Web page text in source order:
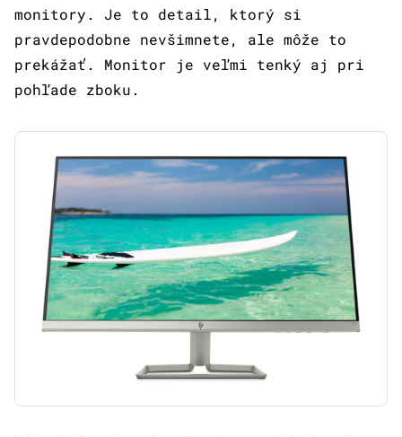
monitory. Je to detail, ktorý si
pravdepodobne nevšimnete, ale môže to
prekážať. Monitor je veľmi tenký aj pri
pohľade zboku.